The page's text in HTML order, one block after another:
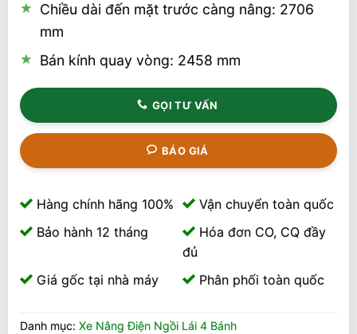
Chiều dài đến mặt trước càng nâng: 2706
mm
Bán kính quay vòng: 2458 mm
GỌI TƯ VẤN
BÁO GIÁ
Hàng chính hãng 100%
Vận chuyển toàn quốc
Bảo hành 12 tháng
Hóa đơn CO, CQ đầy
đủ
Giá gốc tại nhà máy
Phân phối toàn quốc
Danh mục: Xe Nâng Điện Ngồi Lái 4 Bánh